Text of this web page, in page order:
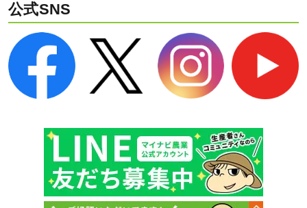
公式SNS